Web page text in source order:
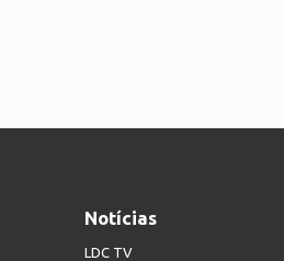
Notícias
LDC TV